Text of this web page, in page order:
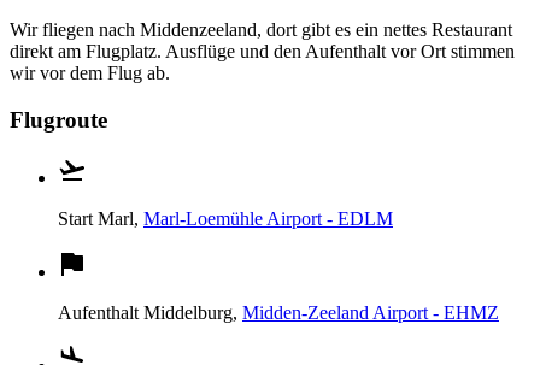
Wir fliegen nach Middenzeeland, dort gibt es ein nettes Restaurant
direkt am Flugplatz. Ausflüge und den Aufenthalt vor Ort stimmen
wir vor dem Flug ab.
Flugroute
Start Marl, Marl-Loemühle Airport - EDLM
Aufenthalt Middelburg, Midden-Zeeland Airport - EHMZ